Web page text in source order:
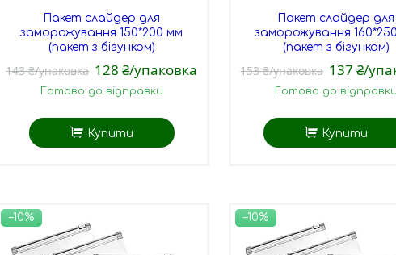
Пакет слайдер для
заморожування 150*200 мм
(пакет з бігунком)
143 ₴/упаковка 128 ₴/упаковка
Готово до відправки
Купити
Пакет слайдер для
заморожування
(пакет з бігунком)
153 ₴/упаковка 137 ₴/
Готово до
Купити
–10% –10%